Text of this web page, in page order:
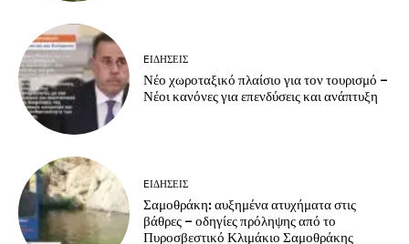
EΙΔΗΣΕΙΣ
Νέο χωροταξικό πλαίσιο για τον τουρισμό –
Νέοι κανόνες για επενδύσεις και ανάπτυξη
EΙΔΗΣΕΙΣ
Σαμοθράκη: αυξημένα ατυχήματα στις
βάθρες – οδηγίες πρόληψης από το
Πυροσβεστικό Κλιμάκιο Σαμοθράκης